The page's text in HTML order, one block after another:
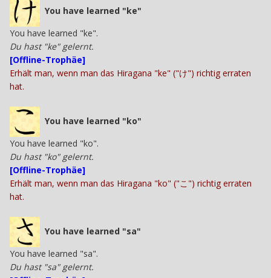
You have learned "ke"
You have learned "ke".
Du hast "ke" gelernt.
[Offline-Trophäe]
Erhält man, wenn man das Hiragana "ke" ("け") richtig erraten
hat.
You have learned "ko"
You have learned "ko".
Du hast "ko" gelernt.
[Offline-Trophäe]
Erhält man, wenn man das Hiragana "ko" ("こ") richtig erraten
hat.
You have learned "sa"
You have learned "sa".
Du hast "sa" gelernt.